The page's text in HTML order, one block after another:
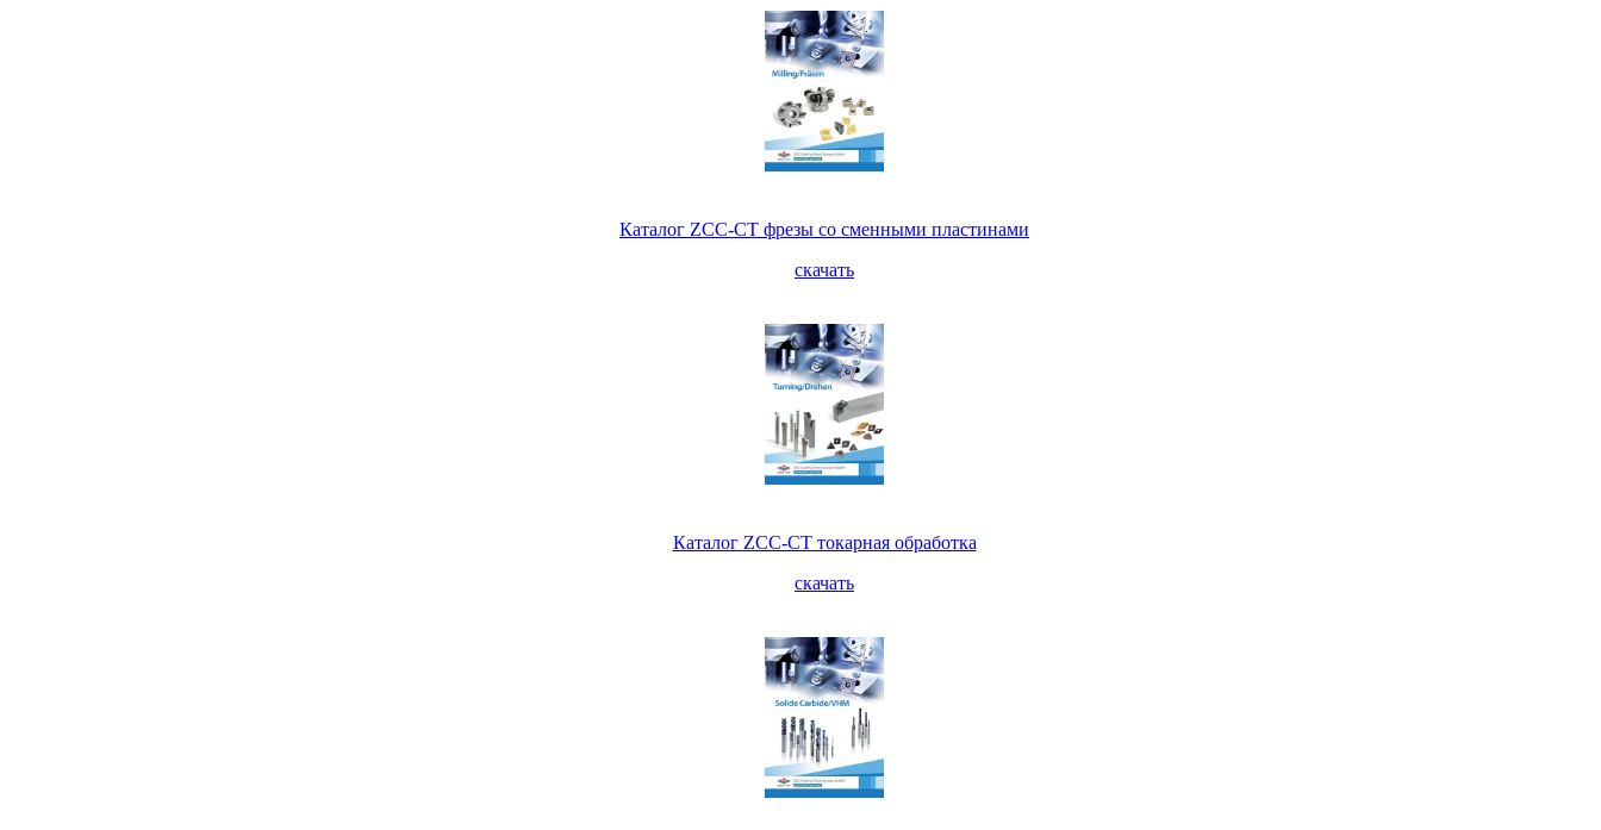
Каталог ZCC-CT фрезы со сменными пластинами
скачать
Каталог ZCC-CT токарная обработка
скачать